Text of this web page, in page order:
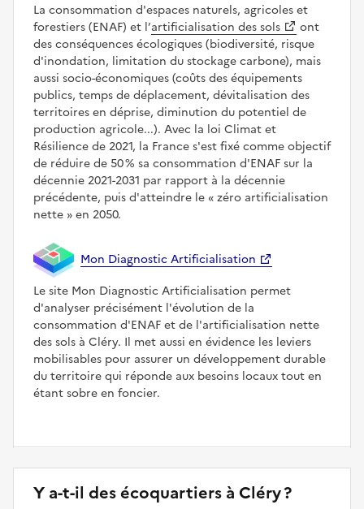
La consommation d'espaces naturels, agricoles et
forestiers (ENAF) et l’artificialisation des sols
ont
des conséquences écologiques (biodiversité, risque
d'inondation, limitation du stockage carbone), mais
aussi socio-économiques (coûts des équipements
publics, temps de déplacement, dévitalisation des
territoires en déprise, diminution du potentiel de
production agricole...). Avec la loi Climat et
Résilience de 2021, la France s'est fixé comme objectif
de réduire de 50 % sa consommation d'ENAF sur la
décennie 2021-2031 par rapport à la décennie
précédente, puis d'atteindre le
zéro artificialisation
nette
en 2050.
Mon Diagnostic Artificialisation
Le site Mon Diagnostic Artificialisation permet
d'analyser précisément l'évolution de la
consommation d'ENAF et de l'artificialisation nette
des sols à Cléry. Il met aussi en évidence les leviers
mobilisables pour assurer un développement durable
du territoire qui réponde aux besoins locaux tout en
étant sobre en foncier.
Y a-t-il des écoquartiers à Cléry ?